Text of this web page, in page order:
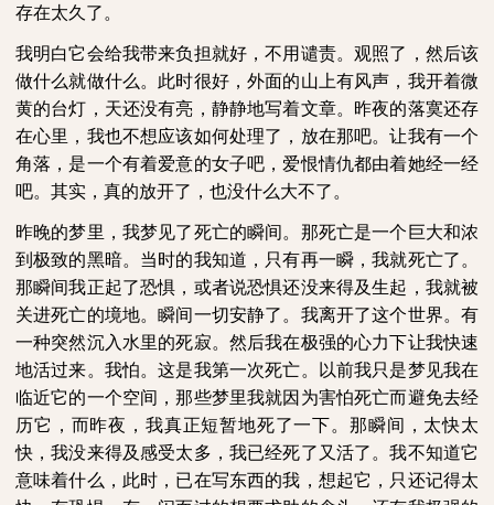
存在太久了。
我明白它会给我带来负担就好，不用谴责。观照了，然后该
做什么就做什么。此时很好，外面的山上有风声，我开着微
黄的台灯，天还没有亮，静静地写着文章。昨夜的落寞还存
在心里，我也不想应该如何处理了，放在那吧。让我有一个
角落，是一个有着爱意的女子吧，爱恨情仇都由着她经一经
吧。其实，真的放开了，也没什么大不了。
昨晚的梦里，我梦见了死亡的瞬间。那死亡是一个巨大和浓
到极致的黑暗。当时的我知道，只有再一瞬，我就死亡了。
那瞬间我正起了恐惧，或者说恐惧还没来得及生起，我就被
关进死亡的境地。瞬间一切安静了。我离开了这个世界。有
一种突然沉入水里的死寂。然后我在极强的心力下让我快速
地活过来。我怕。这是我第一次死亡。以前我只是梦见我在
临近它的一个空间，那些梦里我就因为害怕死亡而避免去经
历它，而昨夜，我真正短暂地死了一下。那瞬间，太快太
快，我没来得及感受太多，我已经死了又活了。我不知道它
意味着什么，此时，已在写东西的我，想起它，只还记得太